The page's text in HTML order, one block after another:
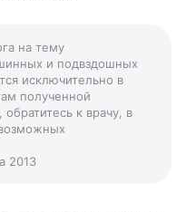
на тему
и подвздошных
исключительно в
полученной
к врачу, в
2013